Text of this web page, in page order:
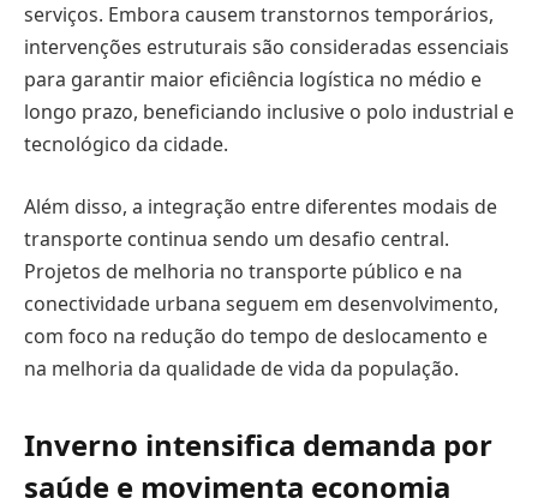
serviços. Embora causem transtornos temporários,
intervenções estruturais são consideradas essenciais
para garantir maior eficiência logística no médio e
longo prazo, beneficiando inclusive o polo industrial e
tecnológico da cidade.
Além disso, a integração entre diferentes modais de
transporte continua sendo um desafio central.
Projetos de melhoria no transporte público e na
conectividade urbana seguem em desenvolvimento,
com foco na redução do tempo de deslocamento e
na melhoria da qualidade de vida da população.
Inverno intensifica demanda por
saúde e movimenta economia